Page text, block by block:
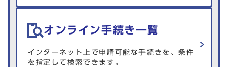
オンライン手続き一覧
インターネット上で申請可能な手続きを、条件
を指定して検索できます。